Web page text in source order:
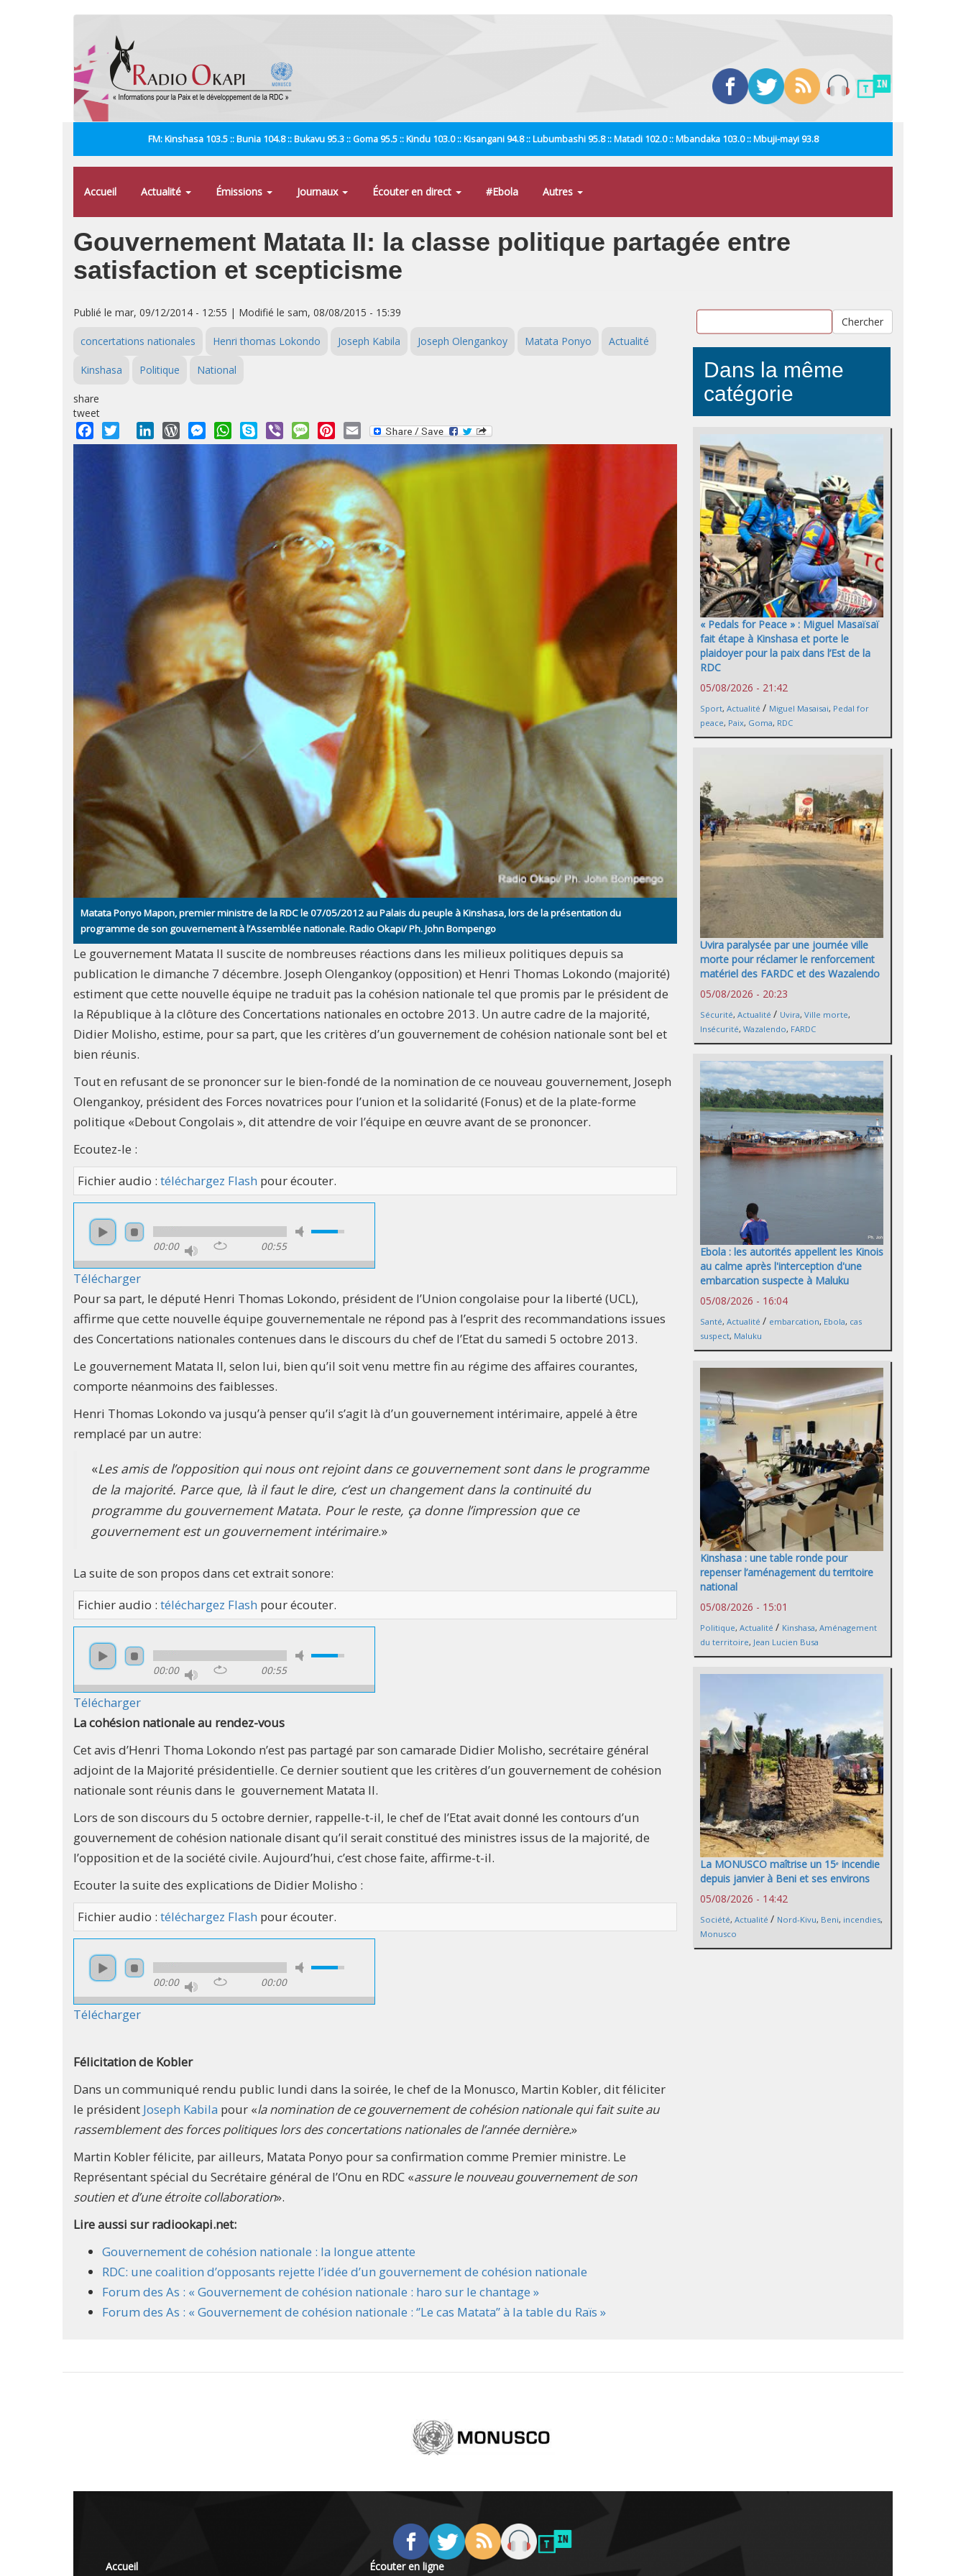
FM: Kinshasa 103.5 :: Bunia 104.8 :: Bukavu 95.3 :: Goma 95.5 :: Kindu 103.0 :: Kisangani 94.8 :: Lubumbashi 95.8 :: Matadi 102.0 :: Mbandaka 103.0 :: Mbuji-mayi 93.8
Accueil Actualité Émissions Journaux Écouter en direct #Ebola Autres
Gouvernement Matata II: la classe politique partagée entre
satisfaction et scepticisme
Publié le mar, 09/12/2014 - 12:55 | Modifié le sam, 08/08/2015 - 15:39
concertations nationales Henri thomas Lokondo Joseph Kabila Joseph Olengankoy Matata Ponyo Actualité
Kinshasa Politique National
share
tweet
Facebook
Twitter LinkedInWordPressMessengerWhatsApp
Skype Viber MessagePinterest
Email
Matata Ponyo Mapon, premier ministre de la RDC le 07/05/2012 au Palais du peuple à Kinshasa, lors de la présentation du
programme de son gouvernement à l’Assemblée nationale. Radio Okapi/ Ph. John Bompengo
Le gouvernement Matata II suscite de nombreuses réactions dans les milieux politiques depuis sa
publication le dimanche 7 décembre. Joseph Olengankoy (opposition) et Henri Thomas Lokondo (majorité)
estiment que cette nouvelle équipe ne traduit pas la cohésion nationale tel que promis par le président de
la République à la clôture des Concertations nationales en octobre 2013. Un autre cadre de la majorité,
Didier Molisho, estime, pour sa part, que les critères d’un gouvernement de cohésion nationale sont bel et
bien réunis.
Tout en refusant de se prononcer sur le bien-fondé de la nomination de ce nouveau gouvernement, Joseph
Olengankoy, président des Forces novatrices pour l’union et la solidarité (Fonus) et de la plate-forme
politique «Debout Congolais », dit attendre de voir l’équipe en œuvre avant de se prononcer.
Ecoutez-le :
Fichier audio : téléchargez Flash pour écouter.
00:00 00:55
Télécharger
Pour sa part, le député Henri Thomas Lokondo, président de l’Union congolaise pour la liberté (UCL),
affirme que cette nouvelle équipe gouvernementale ne répond pas à l’esprit des recommandations issues
des Concertations nationales contenues dans le discours du chef de l’Etat du samedi 5 octobre 2013.
Le gouvernement Matata II, selon lui, bien qu’il soit venu mettre fin au régime des affaires courantes,
comporte néanmoins des faiblesses.
Henri Thomas Lokondo va jusqu’à penser qu’il s’agit là d’un gouvernement intérimaire, appelé à être
remplacé par un autre:
«Les amis de l’opposition qui nous ont rejoint dans ce gouvernement sont dans le programme
de la majorité. Parce que, là il faut le dire, c’est un changement dans la continuité du
programme du gouvernement Matata. Pour le reste, ça donne l’impression que ce
gouvernement est un gouvernement intérimaire.»
La suite de son propos dans cet extrait sonore:
Fichier audio : téléchargez Flash pour écouter.
00:00 00:55
Télécharger
La cohésion nationale au rendez-vous
Cet avis d’Henri Thoma Lokondo n’est pas partagé par son camarade Didier Molisho, secrétaire général
adjoint de la Majorité présidentielle. Ce dernier soutient que les critères d’un gouvernement de cohésion
nationale sont réunis dans le gouvernement Matata II.
Lors de son discours du 5 octobre dernier, rappelle-t-il, le chef de l’Etat avait donné les contours d’un
gouvernement de cohésion nationale disant qu’il serait constitué des ministres issus de la majorité, de
l’opposition et de la société civile. Aujourd’hui, c’est chose faite, affirme-t-il.
Ecouter la suite des explications de Didier Molisho :
Fichier audio : téléchargez Flash pour écouter.
00:00 00:00
Télécharger
Félicitation de Kobler
Dans un communiqué rendu public lundi dans la soirée, le chef de la Monusco, Martin Kobler, dit féliciter
le président Joseph Kabila pour «la nomination de ce gouvernement de cohésion nationale qui fait suite au
rassemblement des forces politiques lors des concertations nationales de l’année dernière.»
Martin Kobler félicite, par ailleurs, Matata Ponyo pour sa confirmation comme Premier ministre. Le
Représentant spécial du Secrétaire général de l’Onu en RDC «assure le nouveau gouvernement de son
soutien et d’une étroite collaboration».​
Lire aussi sur radiookapi.net:
Gouvernement de cohésion nationale : la longue attente
RDC: une coalition d’opposants rejette l’idée d’un gouvernement de cohésion nationale
Forum des As : « Gouvernement de cohésion nationale : haro sur le chantage »
Forum des As : « Gouvernement de cohésion nationale : ‘’Le cas Matata’’ à la table du Raïs »
Chercher
Dans la même
catégorie
« Pedals for Peace » : Miguel Masaïsaï
fait étape à Kinshasa et porte le
plaidoyer pour la paix dans l’Est de la
RDC
05/08/2026 - 21:42
Sport, Actualité / Miguel Masaisai, Pedal for
peace, Paix, Goma, RDC
Uvira paralysée par une journée ville
morte pour réclamer le renforcement
matériel des FARDC et des Wazalendo
05/08/2026 - 20:23
Sécurité, Actualité / Uvira, Ville morte,
Insécurité, Wazalendo, FARDC
Ebola : les autorités appellent les Kinois
au calme après l'interception d'une
embarcation suspecte à Maluku
05/08/2026 - 16:04
Santé, Actualité / embarcation, Ebola, cas
suspect, Maluku
Kinshasa : une table ronde pour
repenser l’aménagement du territoire
national
05/08/2026 - 15:01
Politique, Actualité / Kinshasa, Aménagement
du territoire, Jean Lucien Busa
La MONUSCO maîtrise un 15ᵉ incendie
depuis janvier à Beni et ses environs
05/08/2026 - 14:42
Société, Actualité / Nord-Kivu, Beni, incendies,
Monusco
Accueil Écouter en ligne